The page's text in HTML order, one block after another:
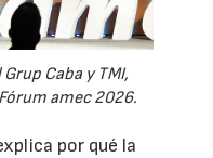
Caba y TMI,
amec 2026.
por qué la